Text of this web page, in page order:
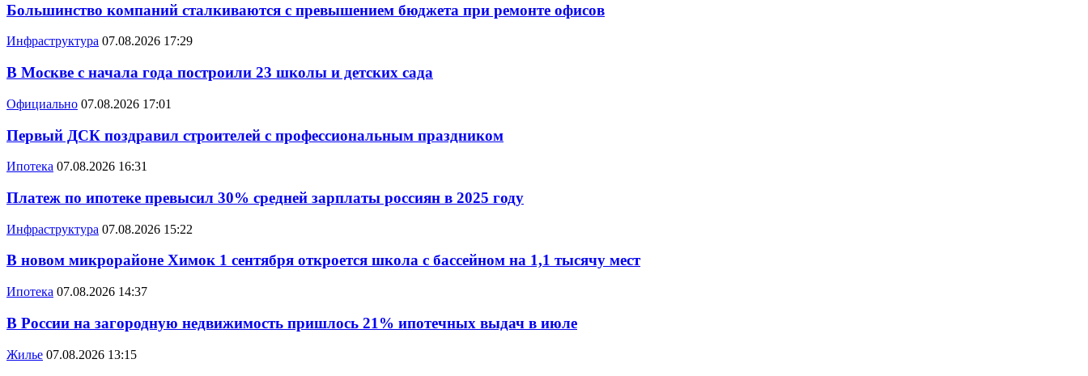
Большинство компаний сталкиваются с превышением бюджета при ремонте офисов
Инфраструктура 07.08.2026 17:29
В Москве с начала года построили 23 школы и детских сада
Официально 07.08.2026 17:01
Первый ДСК поздравил строителей с профессиональным праздником
Ипотека 07.08.2026 16:31
Платеж по ипотеке превысил 30% средней зарплаты россиян в 2025 году
Инфраструктура 07.08.2026 15:22
В новом микрорайоне Химок 1 сентября откроется школа с бассейном на 1,1 тысячу мест
Ипотека 07.08.2026 14:37
В России на загородную недвижимость пришлось 21% ипотечных выдач в июле
Жилье 07.08.2026 13:15